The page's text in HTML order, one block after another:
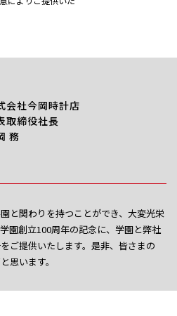
会社今岡時計店
取締役社長
務
と関わりを持つことができ、大変光栄
園創立100周年の記念に、学園と弊社
ご提供いたします。是非、皆さまの
思います。